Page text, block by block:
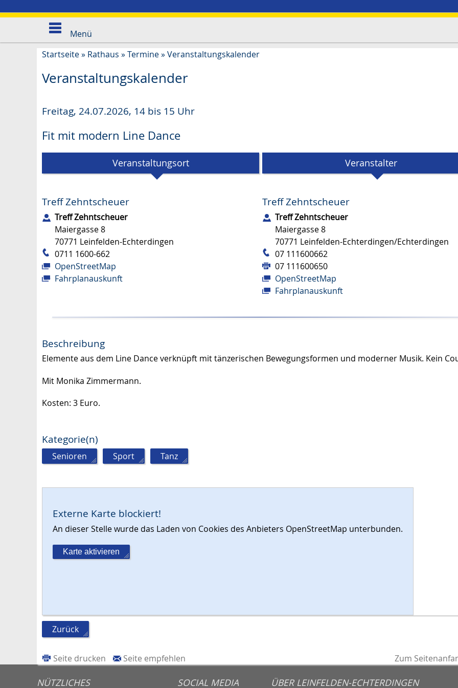
Menü
Startseite» Rathaus »Termine»Veranstaltungskalender
Veranstaltungskalender
Freitag, 24.07.2026, 14 bis 15 Uhr
Fit mit modern Line Dance
Veranstaltungsort
Treff Zehntscheuer
Treff Zehntscheuer
Maiergasse 8
70771 Leinfelden-Echterdingen
0711 1600-662
OpenStreetMap
Fahrplanauskunft
Veranstalter
Treff Zehntscheuer
Treff Zehntscheuer
Maiergasse 8
70771 Leinfelden-Echterdingen/Echterdingen
07 111600662
07 111600650
OpenStreetMap
Fahrplanauskunft
Beschreibung
Elemente aus dem Line Dance verknüpft mit tänzerischen Bewegungsformen und moderner Musik. Kein
Mit Monika Zimmermann.
Kosten: 3 Euro.
Kategorie(n)
Senioren Sport Tanz
Externe Karte blockiert!
An dieser Stelle wurde das Laden von Cookies des Anbieters OpenStreetMap unterbunden.
Karte aktivieren
Zurück
Zum
Seite drucken Seite empfehlen
NÜTZLICHES SOCIAL MEDIA ÜBER LEINFELDEN-ECHTERDINGEN